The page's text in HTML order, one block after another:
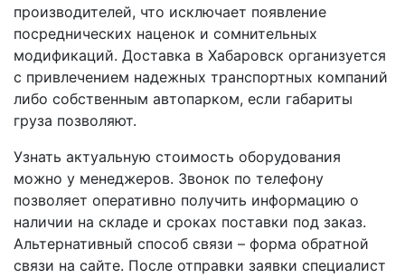
производителей, что исключает появление
посреднических наценок и сомнительных
модификаций. Доставка в Хабаровск организуется
с привлечением надежных транспортных компаний
либо собственным автопарком, если габариты
груза позволяют.
Узнать актуальную стоимость оборудования
можно у менеджеров. Звонок по телефону
позволяет оперативно получить информацию о
наличии на складе и сроках поставки под заказ.
Альтернативный способ связи – форма обратной
связи на сайте. После отправки заявки специалист